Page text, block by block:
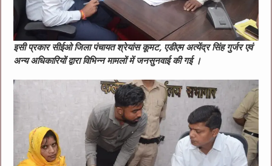
इसी प्रकार सीईओ जिला पंचायत श्रेयांस कूमट, एडीएम अत्येंद्र सिंह गुर्जर एवं
अन्य अधिकारियों द्वारा विभिन्न मामलों में जनसुनवाई की गई ।